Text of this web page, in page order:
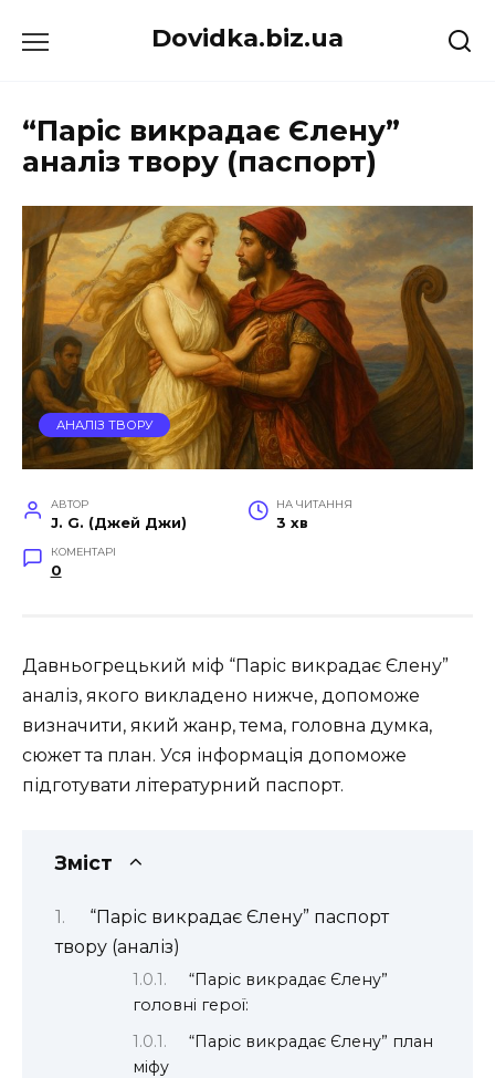
до
Dovidka.biz.ua
“Паріс викрадає Єлену”
аналіз твору (паспорт)
АНАЛІЗ ТВОРУ
АВТОР
J. G. (Джей Джи)
НА ЧИТАННЯ
3 хв
КОМЕНТАРІ
0
Давньогрецький міф “Паріс викрадає Єлену”
аналіз, якого викладено нижче, допоможе
визначити, який жанр, тема, головна думка,
сюжет та план. Уся інформація допоможе
підготувати літературний паспорт.
Зміст
“Паріс викрадає Єлену” паспорт
твору (аналіз)
“Паріс викрадає Єлену”
головні герої:
“Паріс викрадає Єлену” план
міфу